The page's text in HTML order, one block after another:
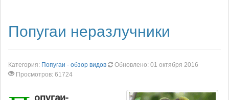
Попугаи неразлучники
Категория: Попугаи - обзор видов
Обновлено: 01 октября 2016
Просмотров: 61724
опугаи-